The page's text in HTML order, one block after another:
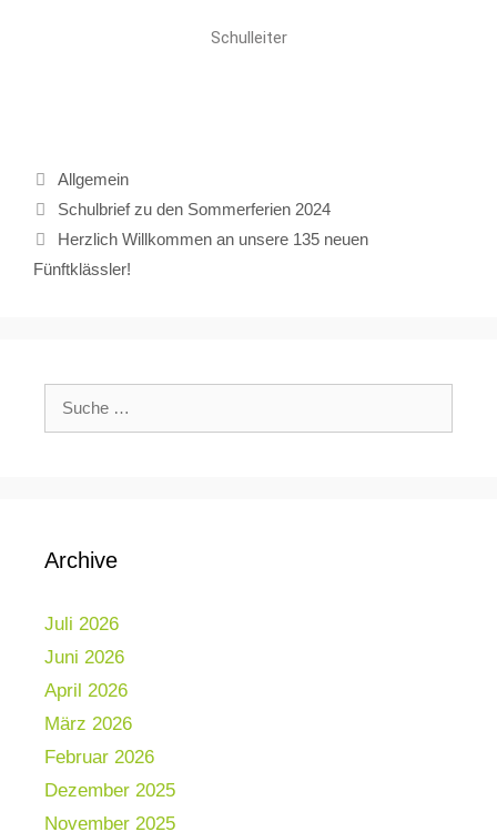
Schulleiter
Allgemein
Schulbrief zu den Sommerferien 2024
Herzlich Willkommen an unsere 135 neuen
Fünftklässler!
Archive
Juli 2026
Juni 2026
April 2026
März 2026
Februar 2026
Dezember 2025
November 2025